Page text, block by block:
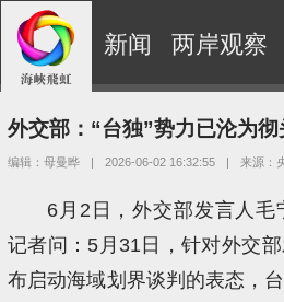
新闻 两岸观察
外交部：“台独”势力已沦为
编辑：母曼晔 | 2026-06-02 16:32:55 | 来源：
6月2日，外交部发言人
记者问：5月31日，针对外交
布启动海域划界谈判的表态，